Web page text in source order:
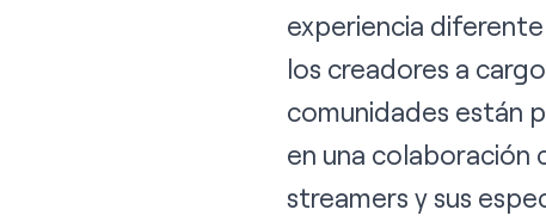
experiencia
los creadores a
comunidades están
en una colaboración
streamers y sus